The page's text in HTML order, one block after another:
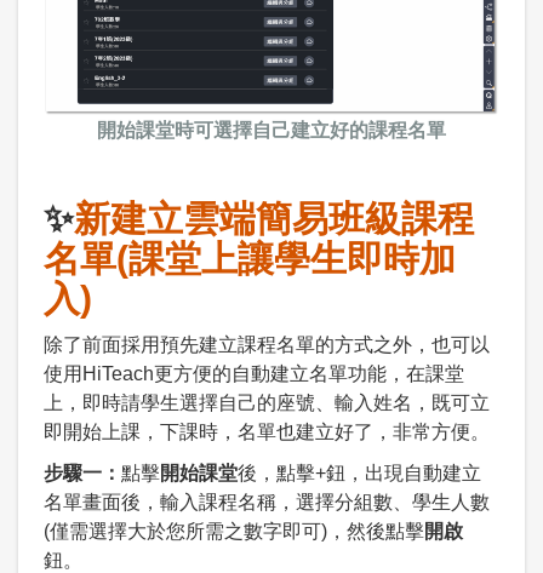
開始課堂時可選擇自己建立好的課程名單
✨新建立雲端簡易班級課程
名單(課堂上讓學生即時加
入)
除了前面採用預先建立課程名單的方式之外，也可以
使用HiTeach更方便的自動建立名單功能，在課堂
上，即時請學生選擇自己的座號、輸入姓名，既可立
即開始上課，下課時，名單也建立好了，非常方便。
步驟一： 點擊開始課堂後，點擊+鈕，出現自動建立
名單畫面後，輸入課程名稱，選擇分組數、學生人數
(僅需選擇大於您所需之數字即可)，然後點擊開啟
鈕。